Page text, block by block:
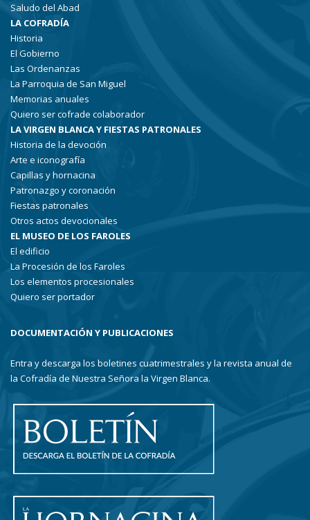
Saludo del Abad
LA COFRADÍA
Historia
El Gobierno
Las Ordenanzas
La Parroquia de San Miguel
Memorias anuales
Quiero ser cofrade colaborador
LA VIRGEN BLANCA Y FIESTAS PATRONALES
Historia de la devoción
Arte e iconografía
Capillas y hornacina
Patronazgo y coronación
Fiestas patronales
Otros actos devocionales
EL MUSEO DE LOS FAROLES
El edificio
La Procesión de los Faroles
Los elementos procesionales
Quiero ser portador
DOCUMENTACIÓN Y PUBLICACIONES
Entra y descarga los boletines cuatrimestrales y la revista anual de
la Cofradía de Nuestra Señora la Virgen Blanca.